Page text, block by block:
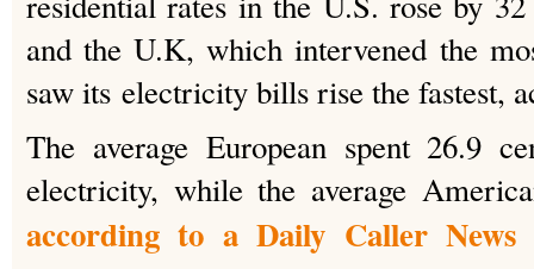
and the U.K, which intervened the
saw its electricity bills rise the fastest,
The average European spent 26.9
electricity, while the average
according to a Daily Caller News